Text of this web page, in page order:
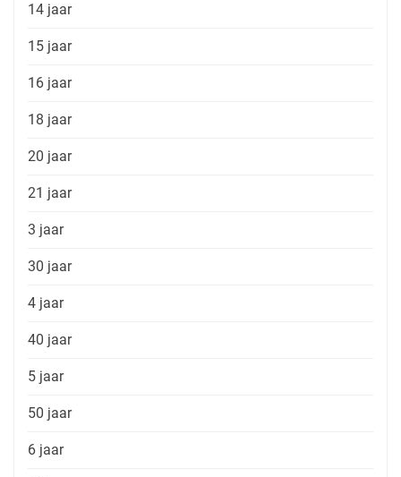
14 jaar
15 jaar
16 jaar
18 jaar
20 jaar
21 jaar
3 jaar
30 jaar
4 jaar
40 jaar
5 jaar
50 jaar
6 jaar